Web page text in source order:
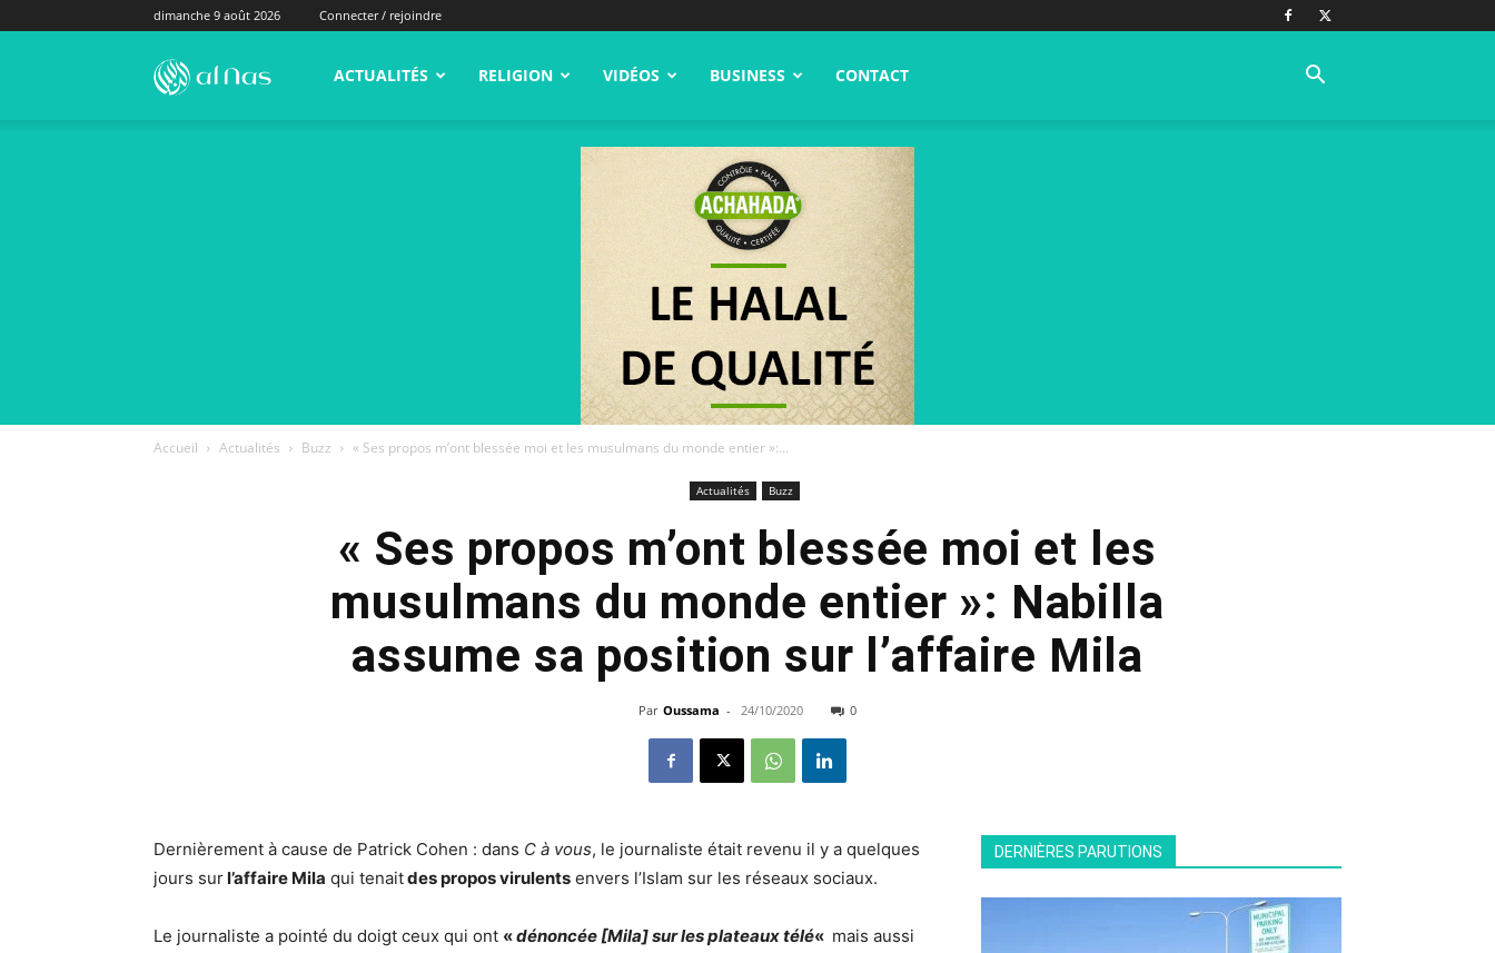
dimanche 9 août 2026 Connecter / rejoindre
alNas.fr ACTUALITÉS RELIGION VIDÉOS BUSINESS CONTACT
Accueil Actualités Buzz « Ses propos m’ont blessée moi et les musulmans du monde entier »:...
Actualités Buzz
« Ses propos m’ont blessée moi et les
musulmans du monde entier »: Nabilla
assume sa position sur l’affaire Mila
Par Oussama - 24/10/2020 0
Dernièrement à cause de Patrick Cohen : dans C à vous, le journaliste était revenu il y a quelques
jours surl’affaire Mila qui tenaitdes propos virulents envers l’Islam sur les réseaux sociaux.
Le journaliste a pointé du doigt ceux qui ont «dénoncée [Mila] sur les plateaux télé« mais aussi
DERNIÈRES PARUTIONS